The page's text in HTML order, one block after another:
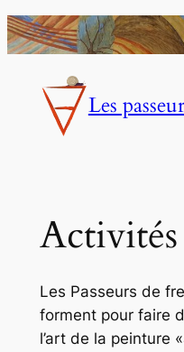
Aller
au
Les
Activités
Les Passeurs de
forment pour faire
l’art de la peinture